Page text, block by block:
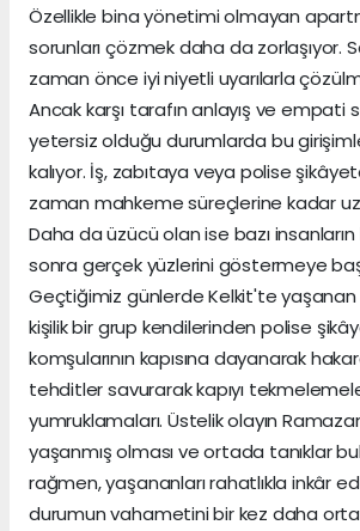
Özellikle bina yönetimi olmayan
sorunları çözmek daha da zorlaşıyor.
zaman önce iyi niyetli uyarılarla
Ancak karşı tarafın anlayış ve empati
yetersiz olduğu durumlarda bu
kalıyor. İş, zabıtaya veya polise
zaman mahkeme süreçlerine kadar
Daha da üzücü olan ise bazı
sonra gerçek yüzlerini göstermeye
Geçtiğimiz günlerde Kelkit'te
kişilik bir grup kendilerinden polise
komşularının kapısına dayanarak
tehditler savurarak kapıyı
yumruklamaları. Üstelik olayın
yaşanmış olması ve ortada tanıklar
rağmen, yaşananları rahatlıkla inkâr
durumun vahametini bir kez daha